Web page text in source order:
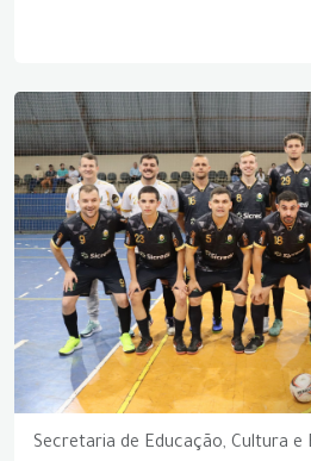
Secretaria de Educação, Cultura e